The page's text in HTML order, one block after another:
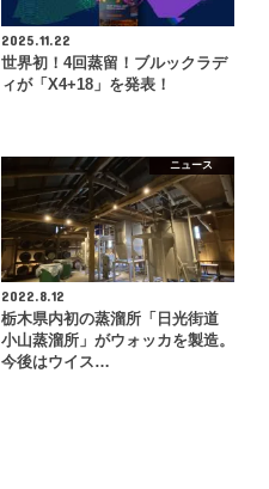
2025.11.22
世界初！4回蒸留！ブルックラデ
ィが「X4+18」を発表！
ニュース
2022.8.12
栃木県内初の蒸溜所「日光街道
小山蒸溜所」がウォッカを製造。
今後はウイス…